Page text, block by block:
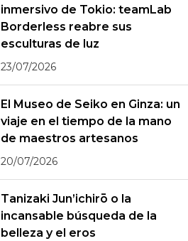
inmersivo de Tokio: teamLab
Borderless reabre sus
esculturas de luz
23/07/2026
El Museo de Seiko en Ginza: un
viaje en el tiempo de la mano
de maestros artesanos
20/07/2026
Tanizaki Jun’ichirō o la
incansable búsqueda de la
belleza y el eros